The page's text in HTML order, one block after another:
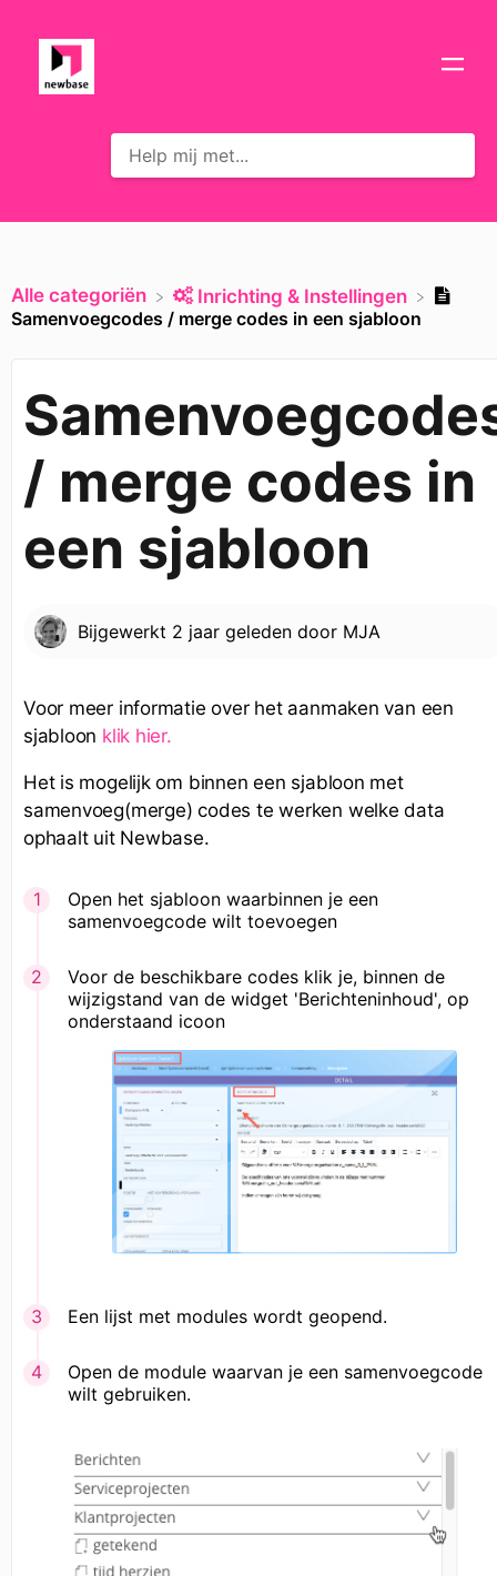
Alle categoriën
​Inrichting & Instellingen
Samenvoegcodes / merge codes in een sjabloon
/ merge codes in
een sjabloon
Bijgewerkt 2 jaar geleden door MJA
Voor meer informatie over het aanmaken van een
sjabloon klik hier.
Het is mogelijk om binnen een sjabloon met
samenvoeg(merge) codes te werken welke data
ophaalt uit Newbase.
Open het sjabloon waarbinnen je een
samenvoegcode wilt toevoegen
Voor de beschikbare codes klik je, binnen de
wijzigstand van de widget 'Berichteninhoud', op
onderstaand icoon
Een lijst met modules wordt geopend.
Open de module waarvan je een samenvoegcode
wilt gebruiken.